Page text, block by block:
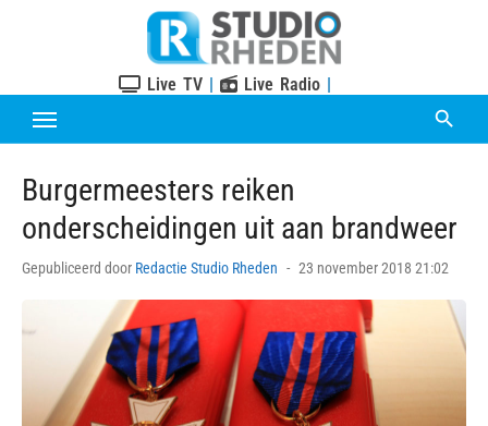
Live TV | Live Radio |
Burgermeesters reiken
onderscheidingen uit aan brandweer
Gepubliceerd door Redactie Studio Rheden
Posted
23 november 2018 21:02